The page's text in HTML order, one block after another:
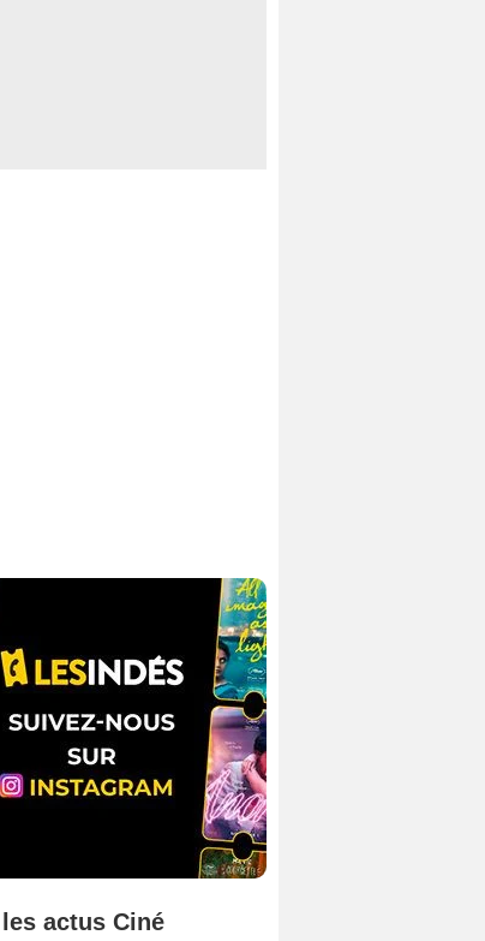
actus Ciné